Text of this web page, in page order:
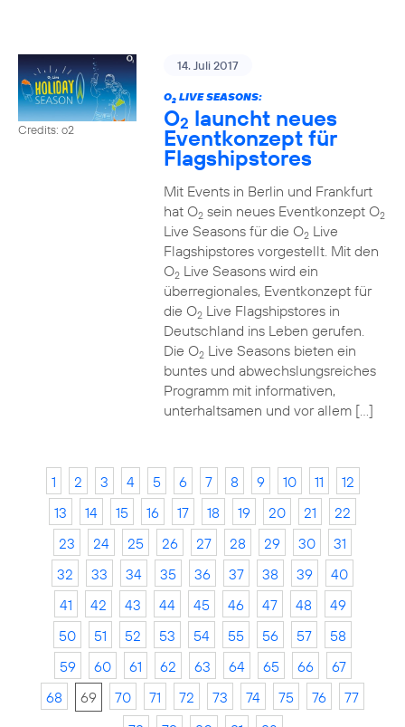
Credits: o2
14. Juli 2017
O2LIVE SEASONS:
O2 launcht neues
Eventkonzept für
Flagshipstores
Mit Events in Berlin und Frankfurt
hat O2sein neues Eventkonzept O2
Live Seasons für die O2Live
Flagshipstores vorgestellt. Mit den
O2Live Seasons wird ein
überregionales, Eventkonzept für
die O2Live Flagshipstores in
Deutschland ins Leben gerufen.
Die O2Live Seasons bieten ein
buntes und abwechslungsreiches
Programm mit informativen,
unterhaltsamen und vor allem […]
1 2 3 4 5 6 7 8 9 10 11
12
13
14 15 16 17 18 19 20 21
22
23
24 25 26 27 28 29 30
31
32
33 34 35 36 37 38 39
40
41
42 43 44 45 46 47 48
49
50
51 52 53 54 55 56 57
58
59
60 61 62 63 64 65 66
67
68
69 70 71 72 73 74 75 76
77